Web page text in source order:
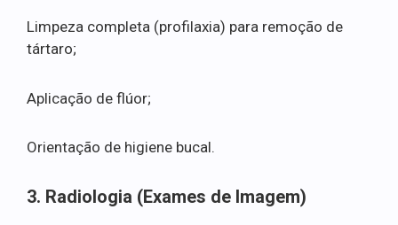
Limpeza completa (profilaxia) para remoção de
tártaro;
Aplicação de flúor;
Orientação de higiene bucal.
3. Radiologia (Exames de Imagem)